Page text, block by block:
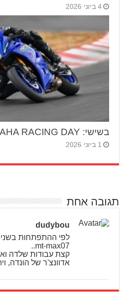
4 ביוני 2026
בשישי: YAMAHA RACING DAY במסלול ערד
1 ביוני 2026
תגובה אחת
dudybou
לפי ההתפתחות
mt-max07..
קצת עבודות שלדה
אדוונצ'ר של הונדה,